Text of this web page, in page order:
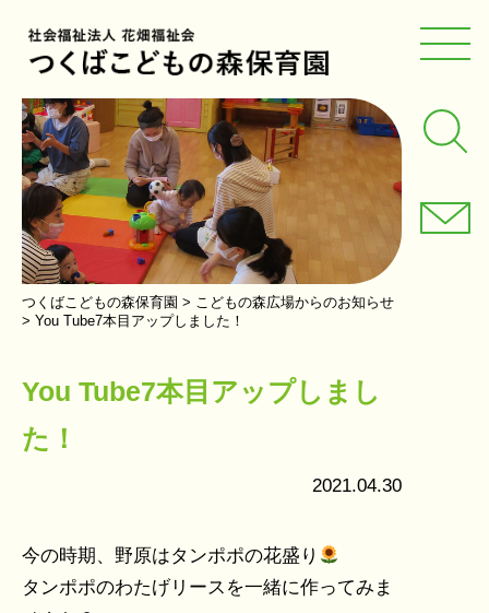
つくばこどもの森保育園 > こどもの森広場からのお知らせ
> You Tube7本目アップしました！
You Tube7本目アップしまし
た！
2021.04.30
今の時期、野原はタンポポの花盛り
タンポポのわたげリースを一緒に作ってみま